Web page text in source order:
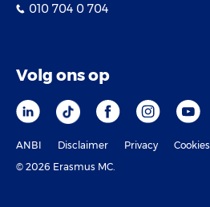
010 704 0 704
Volg ons op
ANBI Disclaimer Privacy Cookies
© 2026 Erasmus MC.